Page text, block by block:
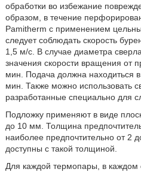
обработки во избежание
образом, в течение
Pamitherm с применением
следует соблюдать скорость
1,5 м/с. В случае диаметра
значения скорости вращения от
мин. Подача должна находиться
мин. Также можно использовать
разработанные специально для
Подложку применяют в виде
до 10 мм. Толщина
наиболее предпочтительно от 2
доступны с такой толщиной.
Для каждой термопары, в